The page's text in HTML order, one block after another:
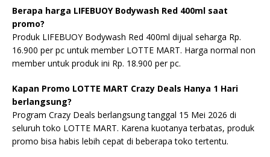
Berapa harga LIFEBUOY Bodywash Red 400ml saat
promo?
Produk LIFEBUOY Bodywash Red 400ml dijual seharga Rp.
16.900 per pc untuk member LOTTE MART. Harga normal non
member untuk produk ini Rp. 18.900 per pc.
Kapan Promo LOTTE MART Crazy Deals Hanya 1 Hari
berlangsung?
Program Crazy Deals berlangsung tanggal 15 Mei 2026 di
seluruh toko LOTTE MART. Karena kuotanya terbatas, produk
promo bisa habis lebih cepat di beberapa toko tertentu.